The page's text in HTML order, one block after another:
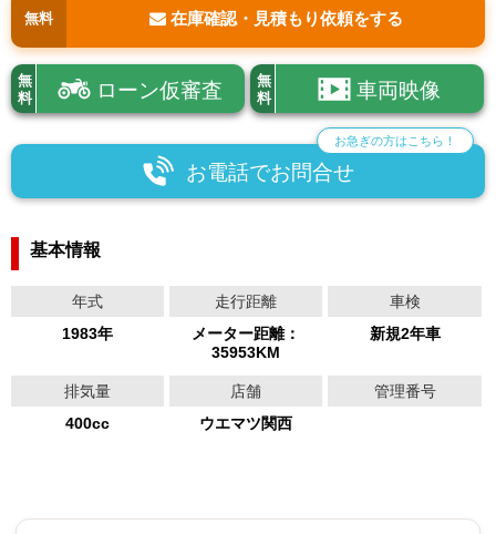
無料 在庫確認・見積もり依頼をする
無
料
ローン仮審査
無
料
車両映像
お電話でお問合せ
お急ぎの方はこちら！
基本情報
年式
1983年
走行距離
メーター距離：
35953KM
車検
新規2年車
排気量
400cc
店舗
ウエマツ関西
管理番号